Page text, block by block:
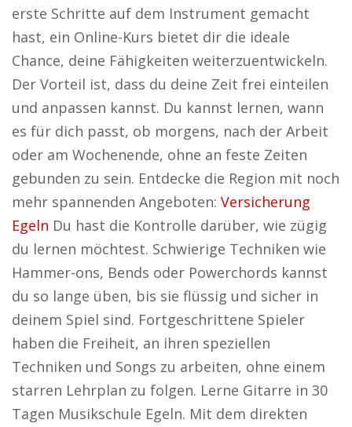
erste Schritte auf dem Instrument gemacht
hast, ein Online-Kurs bietet dir die ideale
Chance, deine Fähigkeiten weiterzuentwickeln.
Der Vorteil ist, dass du deine Zeit frei einteilen
und anpassen kannst. Du kannst lernen, wann
es für dich passt, ob morgens, nach der Arbeit
oder am Wochenende, ohne an feste Zeiten
gebunden zu sein. Entdecke die Region mit noch
mehr spannenden Angeboten: Versicherung
Egeln Du hast die Kontrolle darüber, wie zügig
du lernen möchtest. Schwierige Techniken wie
Hammer-ons, Bends oder Powerchords kannst
du so lange üben, bis sie flüssig und sicher in
deinem Spiel sind. Fortgeschrittene Spieler
haben die Freiheit, an ihren speziellen
Techniken und Songs zu arbeiten, ohne einem
starren Lehrplan zu folgen. Lerne Gitarre in 30
Tagen Musikschule Egeln. Mit dem direkten